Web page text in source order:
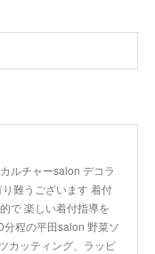
ルチャーsalon デコラ
難うございます 着付
で 楽しい着付指導を
程の平田salon 野菜ソ
カッティング、ラッピ